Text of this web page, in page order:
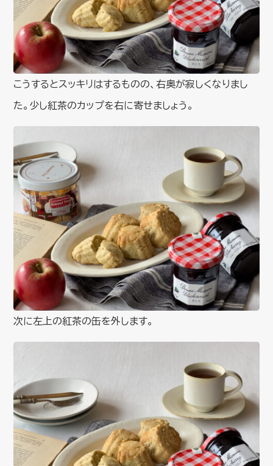
こうするとスッキリはするものの、右奥が寂しくなりまし
た。少し紅茶のカップを右に寄せましょう。
次に左上の紅茶の缶を外します。